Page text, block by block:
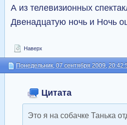
А из телевизионных
Двенадцатую ночь и Ночь
Наверх
Понедельник, 07 сентября 2009,
Цитата
Это я на собачке Танька